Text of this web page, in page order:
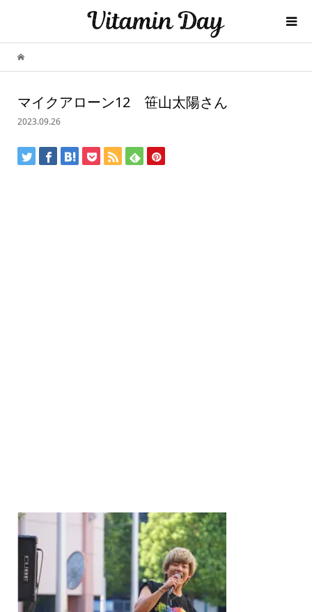
マイクアローン12 笹山太陽さん
2023.09.26